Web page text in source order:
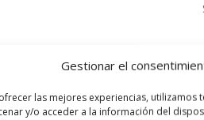
Gestionar el
las mejores experiencias, utilizamos
y/o acceder a la información del
ADICIONAL
silvestres y presentado en bote